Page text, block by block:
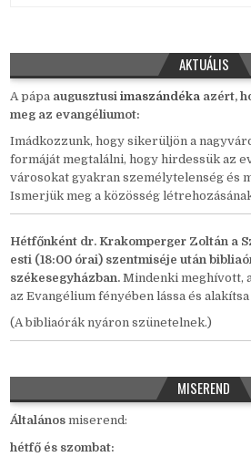
AKTUÁLIS
A pápa augusztusiimaszándéka azért,
meg az evangéliumot:
Imádkozzunk, hogy sikerüljön a
formáját megtalálni, hogy hirdessük az
városokat gyakran személytelenség és
Ismerjük meg a közösség
Hétfőnként dr. Krakomperger Zoltán a
esti (18:00 órai) szentmiséje után
székesegyházban. Mindenki meghívott,
az Evangélium fényében lássa és
(A bibliaórák nyáron szünetelnek.)
MISEREND
Általánosmiserend:
hétfő és szombat: